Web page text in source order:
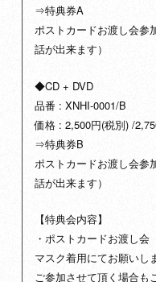
⇒特典券A
ポストカードお渡し会参
話が出来ます）
◆CD + DVD
品番 : XNHI-0001/B
価格 : 2,500円(税別) /
⇒特典券B
ポストカードお渡し会参
話が出来ます）
【特典会内容】
・ポストカードお渡し
マスク着用にてお願いし
ご参加させて頂く場合も